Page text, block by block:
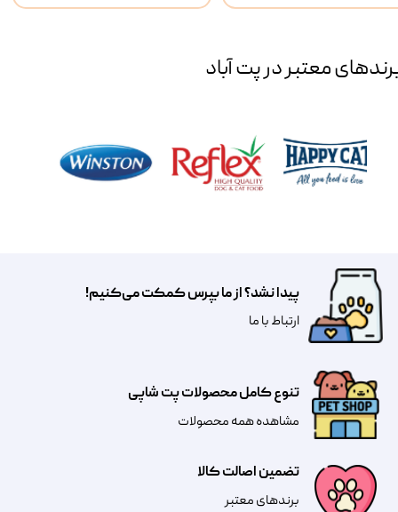
معتبر در پت آباد
تضمین اصالت کالا
​​برندهای معتبر​​​​​​​
تنوع کامل محصولات پت شاپی
مشاهده همه محصولات
پیدا نشد؟ از ما بپرس کمکت می‌کنیم!
​​​ارتباط با ما